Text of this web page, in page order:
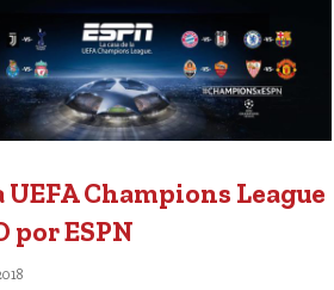
UEFA Champions League
por ESPN